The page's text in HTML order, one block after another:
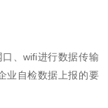
、wifi进行数据传输
业自检数据上报的要